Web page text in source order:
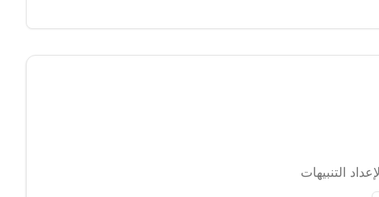
التنبيهات